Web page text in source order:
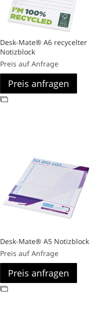
Desk-Mate® A6 recycelter
Notizblock
Preis auf Anfrage
Preis anfragen
Zur
Desk-Mate® A5 Notizblock
Preis auf Anfrage
Preis anfragen
Zur